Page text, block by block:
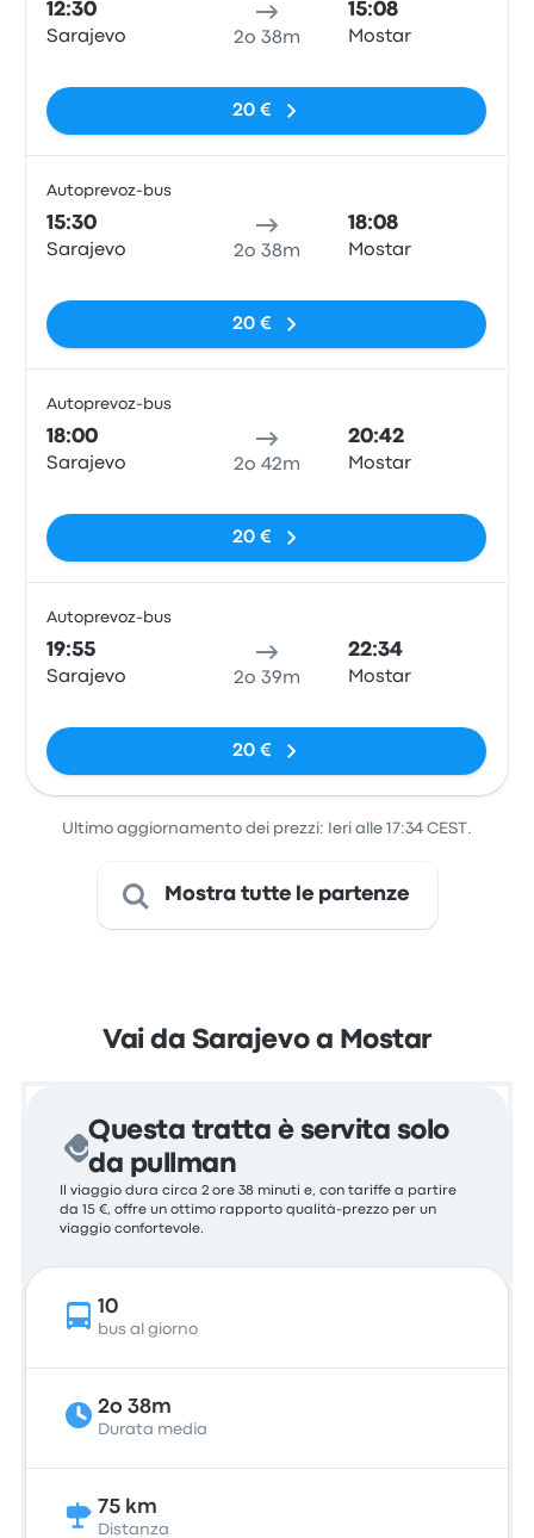
12:30
Sarajevo 2o 38m
15:08
Mostar
20 €
Autoprevoz-bus
15:30
Sarajevo 2o 38m
18:08
Mostar
20 €
Autoprevoz-bus
18:00
Sarajevo 2o 42m
20:42
Mostar
20 €
Autoprevoz-bus
19:55
Sarajevo 2o 39m
22:34
Mostar
20 €
Ultimo aggiornamento dei prezzi: Ieri alle 17:34 CEST.
Mostra tutte le partenze
Vai da Sarajevo a Mostar
Questa tratta è servita solo
da pullman
Il viaggio dura circa 2 ore 38 minuti e, con tariffe a partire
da 15 €, offre un ottimo rapporto qualità-prezzo per un
viaggio confortevole.
10
bus al giorno
2o 38m
Durata media
75 km
Distanza